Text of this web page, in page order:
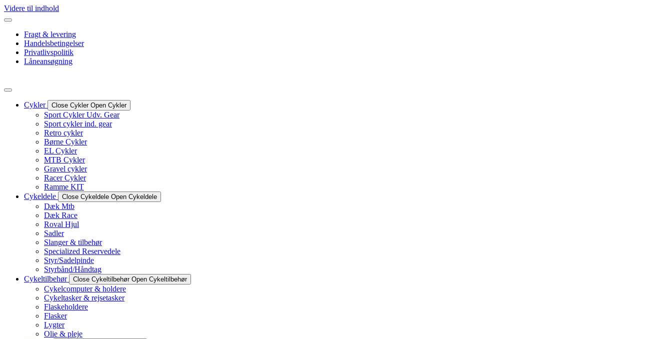
Videre til indhold
Fragt & levering
Handelsbetingelser
Privatlivspolitik
Låneansøgning
Cykler Close Cykler Open Cykler
Sport Cykler Udv. Gear
Sport cykler ind. gear
Retro cykler
Børne Cykler
EL Cykler
MTB Cykler
Gravel cykler
Racer Cykler
Ramme KIT
Cykeldele
Close Cykeldele Open Cykeldele
Dæk Mtb
Dæk Race
Roval Hjul
Sadler
Slanger & tilbehør
Specialized Reservedele
Styr/Sadelpinde
Styrbånd/Håndtag
Cykeltilbehør
Close Cykeltilbehør Open Cykeltilbehør
Cykelcomputer & holdere
Cykeltasker & rejsetasker
Flaskeholdere
Flasker
Lygter
Olie & pleje